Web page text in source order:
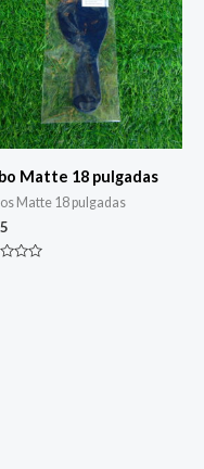
Matte 18 pulgadas
Matte 18 pulgadas